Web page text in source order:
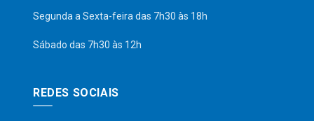
Segunda a Sexta-feira das 7h30 às 18h
Sábado das 7h30 às 12h
REDES SOCIAIS